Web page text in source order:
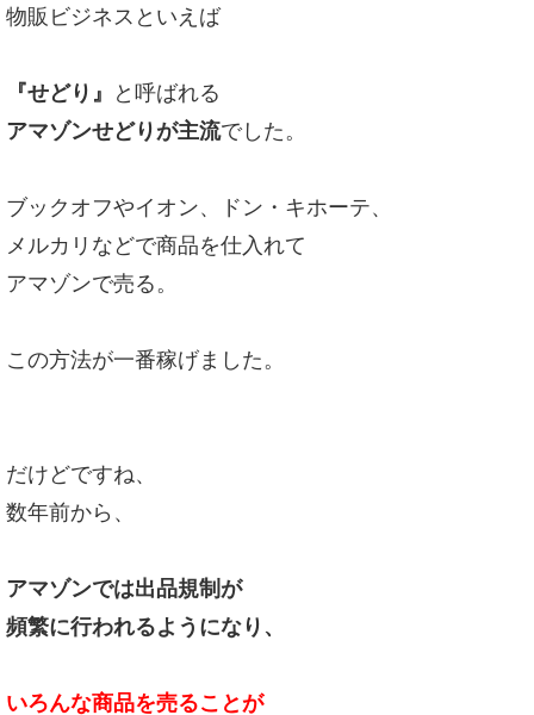
物販ビジネスといえば
『せどり』 と呼ばれる
アマゾンせどりが主流でした。
ブックオフやイオン、ドン・キホーテ、
メルカリなどで商品を仕入れて
アマゾンで売る。
この方法が一番稼げました。
だけどですね、
数年前から、
アマゾンでは出品規制が
頻繁に行われるようになり、
いろんな商品を売ることが